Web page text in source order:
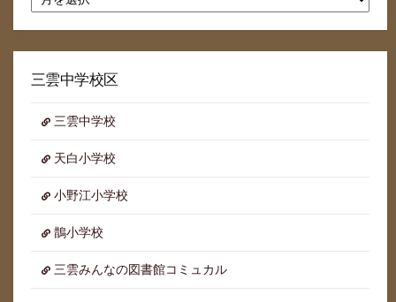
別
ア
イ
三雲中学校区
三雲中学校
天白小学校
小野江小学校
鵲小学校
三雲みんなの図書館コミュカル